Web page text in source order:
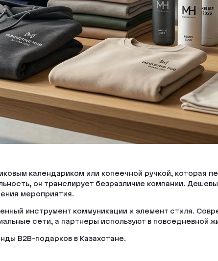
календариком или копеечной ручкой, которая
он транслирует безразличие компании.
мероприятия.
инструмент коммуникации и элемент стиля.
сети, а партнеры используют в повседневной
B2B-подарков в Казахстане.